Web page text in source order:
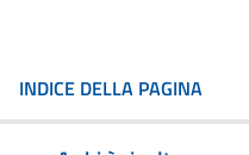
INDICE DELLA PAGINA